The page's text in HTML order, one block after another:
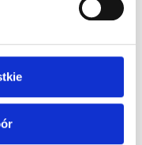
pojedynków na
reflektorów
oponami.
narrację